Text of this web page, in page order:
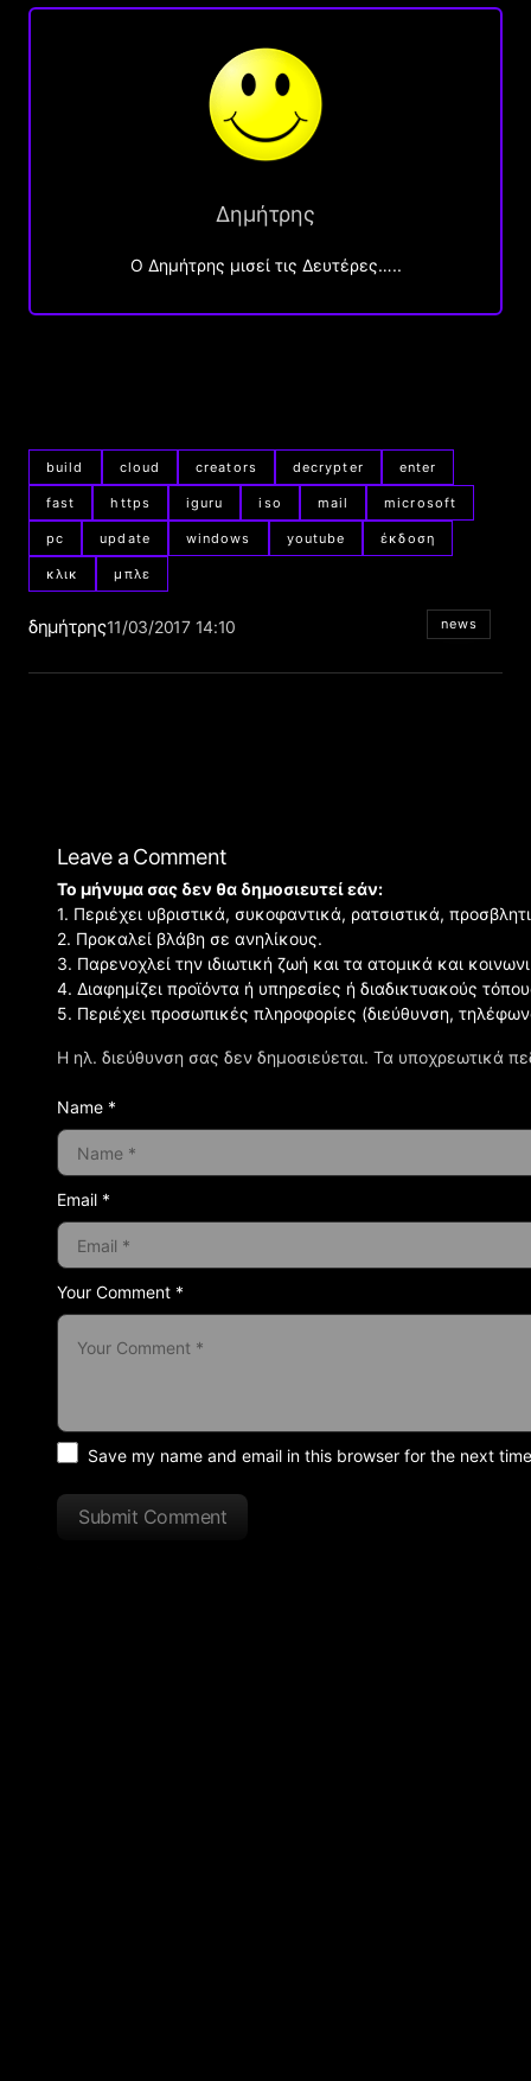
Δημήτρης
O Δημήτρης μισεί τις Δευτέρες…..
build cloud creators decrypter enter
fast https iguru iso mail microsoft
pc update windows youtube έκδοση
κλικ μπλε
δημήτρης11/03/2017 14:10 news
Leave a Comment
Η ηλ. διεύθυνση σας δεν δημοσιεύεται. Τα υποχρεωτικά
Your Comment *
Το μήνυμα σας δεν θα δημοσιευτεί εάν:
1. Περιέχει υβριστικά, συκοφαντικά, ρατσιστικά,
2. Προκαλεί βλάβη σε ανηλίκους.
3. Παρενοχλεί την ιδιωτική ζωή και τα ατομικά και
4. Διαφημίζει προϊόντα ή υπηρεσίες ή διαδικτυακούς
5. Περιέχει προσωπικές πληροφορίες (διεύθυνση,
Name *
Email *
Save my name and email in this browser for the next
Submit Comment